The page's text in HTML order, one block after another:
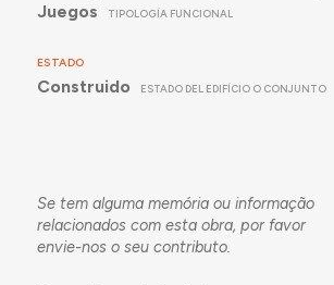
Juegos
TIPOLOGÍA FUNCIONAL
ESTADO
Construido ESTADO DEL EDIFÍCIO O CONJUNTO
Se tem alguma memória ou informação
relacionados com esta obra, por favor
envie-nos o seu contributo.